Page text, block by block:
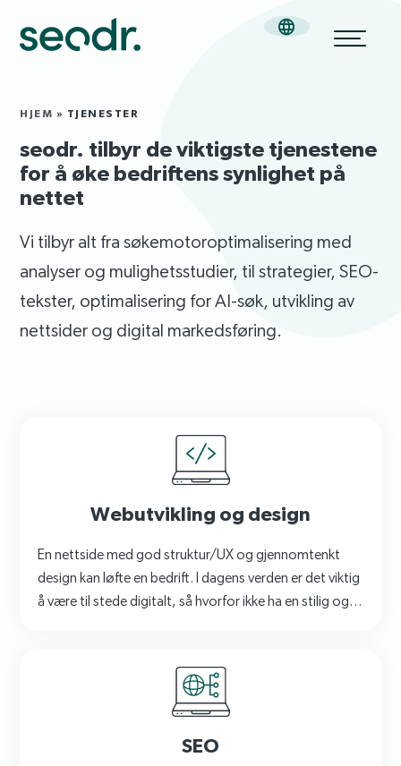
HJEM » TJENESTER
seodr. tilbyr de viktigste tjenestene
for å øke bedriftens synlighet på
nettet
Vi tilbyr alt fra søkemotoroptimalisering med
analyser og mulighetsstudier, til strategier, SEO-
tekster, optimalisering for AI-søk, utvikling av
nettsider og digital markedsføring.
Webutvikling og design
En nettside med god struktur/UX og gjennomtenkt
design kan løfte en bedrift. I dagens verden er det viktig
å være til stede digitalt, så hvorfor ikke ha en stilig og
SEO